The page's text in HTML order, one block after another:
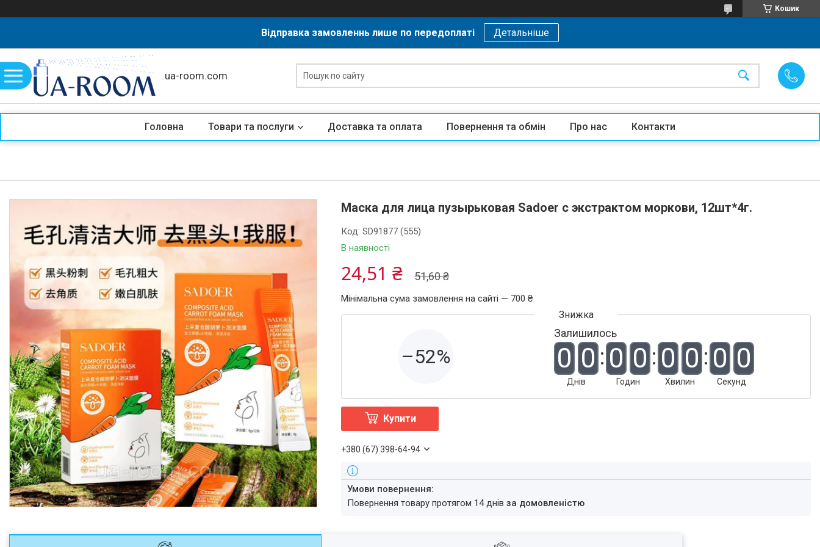
Кошик
Відправка замовленнь лише по передоплаті Детальніше
ua-room.com
Головна Товари та послуги Доставка та оплата Повернення та обмін Про нас Контакти
Маска для лица пузырьковая Sadoer с экстрактом моркови, 12шт*4г.
В наявності
Код:SD91877 (555)
51,60 ₴
24,51 ₴
Мінімальна сума замовлення на сайті — 700 ₴
–52%
Залишилось
0 0
Днів
0 0
Годин
0 0
Хвилин
0 0
Секунд
Купити
+380 (67) 398-64-94
повернення товару протягом 14 днівза домовленістю